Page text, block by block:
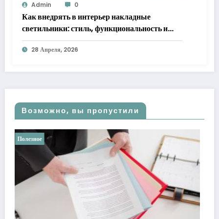
Admin 0
Как внедрять в интерьер накладные
светильники: стиль, функциональность и
практические решения
28 Апреля, 2026
Возможно, вы пропустили
Полезное